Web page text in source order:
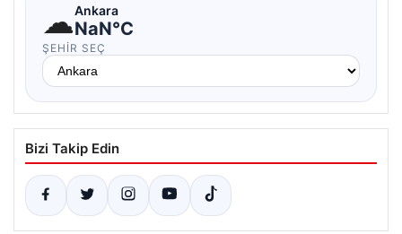
☁Ankara
NaN°C
ŞEHIR SEÇ
Bizi Takip Edin